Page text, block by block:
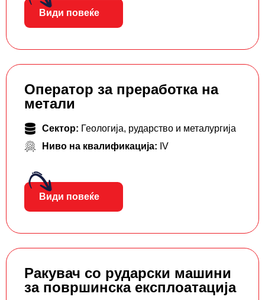
Види повеќе
Оператор за преработка на
метали
Сектор: Геологија, рударство и металургија
Ниво на квалификација: IV
Види повеќе
Ракувач со рударски машини
за површинска експлоатација